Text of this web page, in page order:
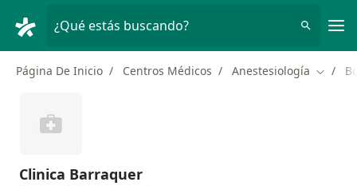
¿Qué estás buscando?
Página De Inicio Centros Médicos Anestesiología
Clinica Barraquer